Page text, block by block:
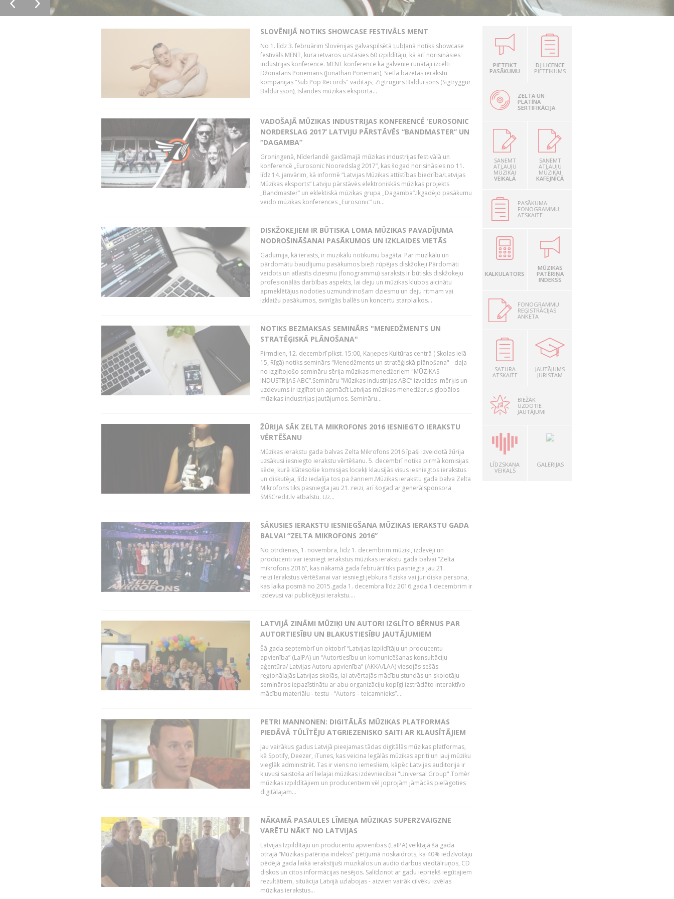
SLOVĒNIJĀ NOTIKS SHOWCASE FESTIVĀLS MENT
No 1. līdz 3. februārim Slovēnijas galvaspilsētā Ļubļanā notiks showcase
festivāls MENT, kura ietvaros uzstāsies 60 izpildītāju, kā arī norisināsies
industrijas konference. MENT konferencē kā galvenie runātāji izcelti
Džonatans Ponemans (Jonathan Poneman), Sietlā bāzētās ierakstu
kompānijas "Sub Pop Records" vadītājs, Zigtrugurs Baldursons (Sigtryggur
Baldursson), Islandes mūzikas eksporta...
VADOŠAJĀ MŪZIKAS INDUSTRIJAS KONFERENCĒ ‘EUROSONIC
NORDERSLAG 2017’ LATVIJU PĀRSTĀVĒS “BANDMASTER” UN
“DAGAMBA”
Groningenā, Nīderlandē gaidāmajā mūzikas industrijas festivālā un
konferencē „Eurosonic Nooredslag 2017”, kas šogad norisināsies no 11.
līdz 14. janvārim, kā informē “Latvijas Mūzikas attīstības biedrība/Latvijas
Mūzikas eksports” Latviju pārstāvēs elektroniskās mūzikas projekts
„Bandmaster” un eklektiskā mūzikas grupa „Dagamba”.Ikgadējo pasākumu
veido mūzikas konferences „Eurosonic” un...
DISKŽOKEJIEM IR BŪTISKA LOMA MŪZIKAS PAVADĪJUMA
NODROŠINĀŠANAI PASĀKUMOS UN IZKLAIDES VIETĀS
Gadumija, kā ierasts, ir muzikālu notikumu bagāta. Par muzikālu un
pārdomātu baudījumu pasākumos bieži rūpējas diskžokeji.Pārdomāti
veidots un atlasīts dziesmu (fonogrammu) saraksts ir būtisks diskžokeju
profesionālās darbības aspekts, lai deju un mūzikas klubos aicinātu
apmeklētājus nodoties uzmundrinošam dziesmu un deju ritmam vai
izklaižu pasākumos, svinīgās ballēs un koncertu starplaikos...
NOTIKS BEZMAKSAS SEMINĀRS "MENEDŽMENTS UN
STRATĒĢISKĀ PLĀNOŠANA"
Pirmdien, 12. decembrī plkst. 15:00, Kaņepes Kultūras centrā ( Skolas ielā
15, Rīgā) notiks seminārs "Menedžments un stratēģiskā plānošana" - daļa
no izglītojošo semināru sērija mūzikas menedžeriem "MŪZIKAS
INDUSTRIJAS ABC”.Semināru "Mūzikas industrijas ABC” izveides mērķis un
uzdevums ir izglītot un apmācīt Latvijas mūzikas menedžerus globālos
mūzikas industrijas jautājumos. Semināru...
ŽŪRIJA SĀK ZELTA MIKROFONS 2016 IESNIEGTO IERAKSTU
VĒRTĒŠANU
Mūzikas ierakstu gada balvas Zelta Mikrofons 2016 īpaši izveidotā žūrija
uzsākusi iesniegto ierakstu vērtēšanu. 5. decembrī notika pirmā komisijas
sēde, kurā klātesošie komisijas locekļi klausījās visus iesniegtos ierakstus
un diskutēja, līdz iedalīja tos pa žanriem.Mūzikas ierakstu gada balva Zelta
Mikrofons tiks pasniegta jau 21. reizi, arī šogad ar ģenerālsponsora
SMSCredit.lv atbalstu. Uz...
SĀKUSIES IERAKSTU IESNIEGŠANA MŪZIKAS IERAKSTU GADA
BALVAI “ZELTA MIKROFONS 2016”
No otrdienas, 1. novembra, līdz 1. decembrim mūziķi, izdevēji un
producenti var iesniegt ierakstus mūzikas ierakstu gada balvai “Zelta
mikrofons 2016”, kas nākamā gada februārī tiks pasniegta jau 21.
reizi.Ierakstus vērtēšanai var iesniegt jebkura fiziska vai juridiska persona,
kas laika posmā no 2015.gada 1. decembra līdz 2016.gada 1.decembrim ir
izdevusi vai publicējusi ierakstu....
LATVIJĀ ZINĀMI MŪZIĶI UN AUTORI IZGLĪTO BĒRNUS PAR
AUTORTIESĪBU UN BLAKUSTIESĪBU JAUTĀJUMIEM
Šā gada septembrī un oktobrī “Latvijas Izpildītāju un producentu
apvienība” (LaIPA) un “Autortiesību un komunicēšanas konsultāciju
aģentūra/ Latvijas Autoru apvienība” (AKKA/LAA) viesojās sešās
reģionālajās Latvijas skolās, lai atvērtajās mācību stundās un skolotāju
semināros iepazīstinātu ar abu organizāciju kopīgi izstrādāto interaktīvo
mācību materiālu - testu - “Autors – teicamnieks”....
PETRI MANNONEN: DIGITĀLĀS MŪZIKAS PLATFORMAS
PIEDĀVĀ TŪLĪTĒJU ATGRIEZENISKO SAITI AR KLAUSĪTĀJIEM
Jau vairākus gadus Latvijā pieejamas tādas digitālās mūzikas platformas,
kā Spotify, Deezer, iTunes, kas veicina legālās mūzikas apriti un ļauj mūziku
vieglāk administrēt. Tas ir viens no iemesliem, kāpēc Latvijas auditorija ir
kļuvusi saistoša arī lielajai mūzikas izdevniecībai "Universal Group".Tomēr
mūzikas izpildītājiem un producentiem vēl joprojām jāmācās pielāgoties
digitālajam...
NĀKAMĀ PASAULES LĪMEŅA MŪZIKAS SUPERZVAIGZNE
VARĒTU NĀKT NO LATVIJAS
Latvijas Izpildītāju un producentu apvienības (LaIPA) veiktajā šā gada
otrajā “Mūzikas patēriņa indekss” pētījumā noskaidrots, ka 40% iedzīvotāju
pēdējā gada laikā ierakstījuši muzikālos un audio darbus viedtālruņos, CD
diskos un citos informācijas nesējos. Salīdzinot ar gadu iepriekš iegūtajiem
rezultātiem, situācija Latvijā uzlabojas - aizvien vairāk cilvēku izvēlas
mūzikas ierakstus...
PIETEIKT
PASĀKUMU
DJ LICENCE
PIETEIKUMS
ZELTA UN
PLATĪNA
SERTIFIKĀCIJA
SAŅEMT
ATĻAUJU
MŪZIKAI
VEIKALĀ
SAŅEMT
ATĻAUJU
MŪZIKAI
KAFEJNĪCĀ
PASĀKUMA
FONOGRAMMU
ATSKAITE
KALKULATORS
MŪZIKAS
PATĒRIŅA
INDEKSS
FONOGRAMMU
REĢISTRĀCIJAS
ANKETA
SATURA
ATSKAITE
JAUTĀJUMS
JURISTAM
BIEŽĀK
UZDOTIE
JAUTĀJUMI
LĪDZSKAŅA
VEIKALS
GALERIJAS